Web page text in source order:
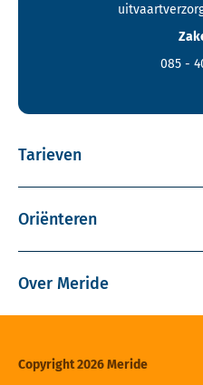
085 -
Tarieven
Oriënteren
Over Meride
Copyright 2026 Meride